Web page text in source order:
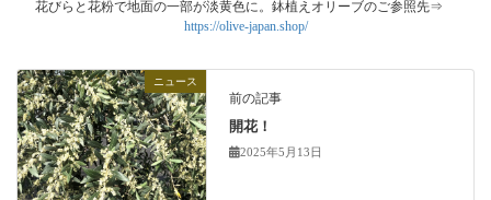
花びらと花粉で地面の一部が淡黄色に。鉢植えオリーブのご参照先⇒
https://olive-japan.shop/
ニュース
前の記事
開花！
2025年5月13日